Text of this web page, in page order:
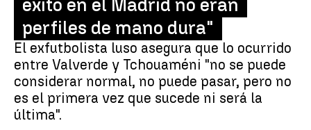
éxito en el Madrid no eran
perfiles de mano dura"
El exfutbolista luso asegura que lo ocurrido
entre Valverde y Tchouaméni "no se puede
considerar normal, no puede pasar, pero no
es el primera vez que sucede ni será la
última".